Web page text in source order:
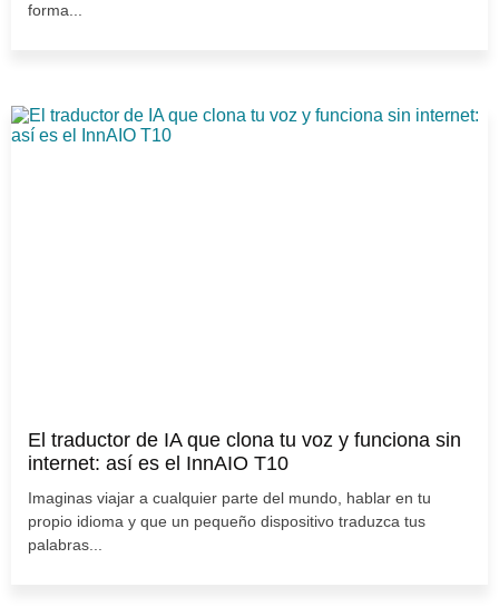
forma...
El traductor de IA que clona tu voz y funciona sin
internet: así es el InnAIO T10
Imaginas viajar a cualquier parte del mundo, hablar en tu
propio idioma y que un pequeño dispositivo traduzca tus
palabras...